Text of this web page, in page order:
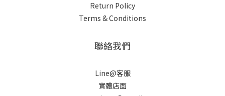
Return Policy
Terms & Conditions
聯絡我們
Line@客服
實體店面